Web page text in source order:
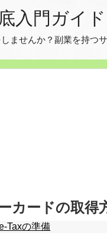
入門ガイド
ませんか？副業を持つ
カードの取得
Taxの準備